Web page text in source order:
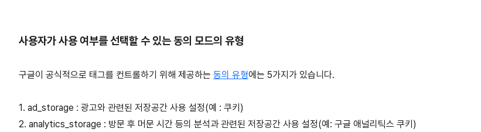
사용자가 사용 여부를 선택할 수 있는 동의 모드의 유형
구글이 공식적으로 태그를 컨트롤하기 위해 제공하는 동의 유형에는 5가지가 있습니다.
1. ad_storage : 광고와 관련된 저장공간 사용 설정(예 : 쿠키)
2. analytics_storage : 방문 후 머문 시간 등의 분석과 관련된 저장공간 사용 설정(예: 구글 애널리틱스 쿠키)